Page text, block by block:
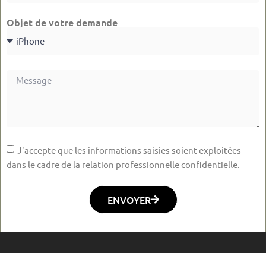
Objet de votre demande
J'accepte que les informations saisies soient exploitées
dans le cadre de la relation professionnelle confidentielle.
ENVOYER